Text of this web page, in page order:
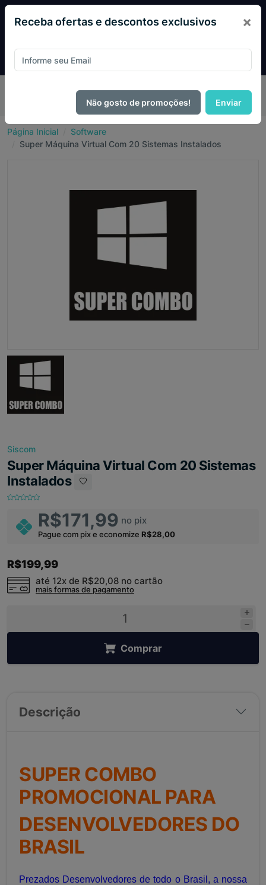
PIX e ganhe 14% OFF em todo o site no mês
de Agosto.
Página Inicial
Software
Super Máquina Virtual Com 20 Sistemas Instalados
Siscom
Super Máquina Virtual Com 20 Sistemas
Instalados
R$171,99 no pix
Pague com pix e economize R$28,00
R$199,99
até 12x de R$20,08 no cartão
mais formas de pagamento
Comprar
Descrição
SUPER COMBO
PROMOCIONAL PARA
DESENVOLVEDORES DO
BRASIL
Prezados Desenvolvedores de todo o Brasil, a nossa
Receba ofertas e descontos exclusivos ×
Não gosto de promoções! Enviar